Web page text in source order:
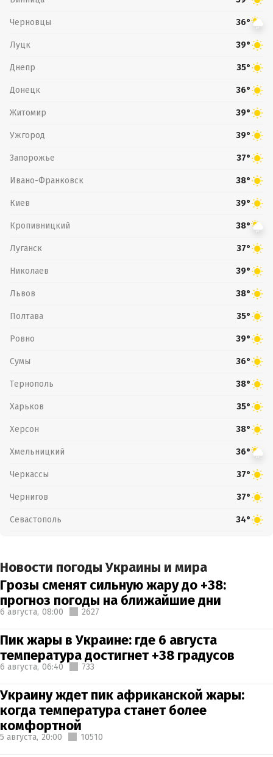
Черновцы 36°
Луцк 39°
Днепр 35°
Донецк 36°
Житомир 39°
Ужгород 39°
Запорожье 37°
Ивано-Франковск 38°
Киев 39°
Кропивницкий 38°
Луганск 37°
Николаев 39°
Львов 38°
Полтава 35°
Ровно 39°
Сумы 36°
Тернополь 38°
Харьков 35°
Херсон 38°
Хмельницкий 36°
Черкассы 37°
Чернигов 37°
Севастополь 34°
Новости погоды Украины и мира
Грозы сменят сильную жару до +38:
прогноз погоды на ближайшие дни
6 августа, 08:00 2627
Пик жары в Украине: где 6 августа
температура достигнет +38 градусов
6 августа, 06:40 733
Украину ждет пик африканской жары:
когда температура станет более
комфортной
5 августа, 20:00 10510